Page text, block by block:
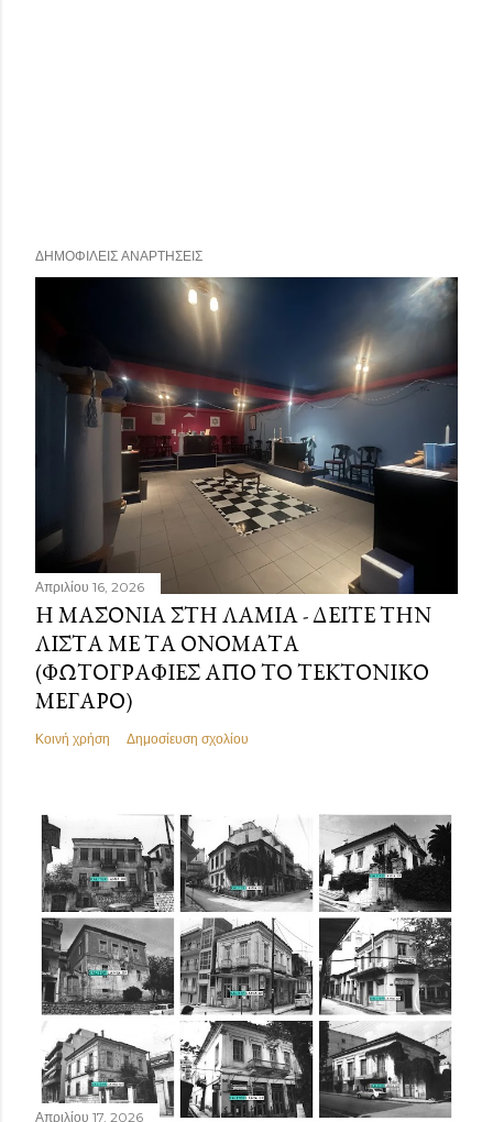
ΔΗΜΟΦΙΛΕΊΣ ΑΝΑΡΤΉΣΕΙΣ
Απριλίου 16, 2026
Η ΜΑΣΟΝΊΑ ΣΤΗ ΛΑΜΊΑ - ΔΕΊΤΕ ΤΗΝ
ΛΊΣΤΑ ΜΕ ΤΑ ΟΝΌΜΑΤΑ
(ΦΩΤΟΓΡΑΦΊΕΣ ΑΠΌ ΤΟ ΤΕΚΤΟΝΙΚΌ
ΜΈΓΑΡΟ)
Κοινή χρήση Δημοσίευση σχολίου
Απριλίου 17, 2026